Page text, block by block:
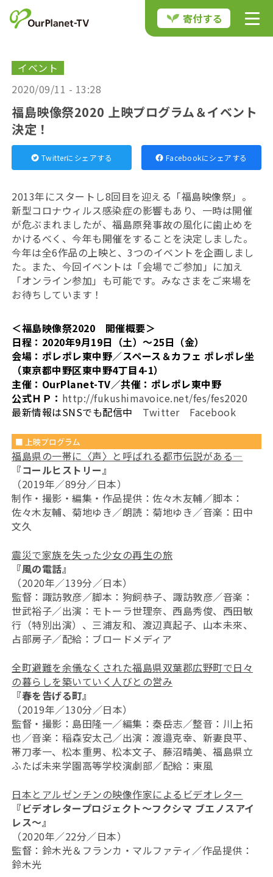
寄付する
イベント
2020/09/11 - 13:28
福島映像祭2020 上映プログラム＆イベント
決定！
Twitterにシェアする Facebookにシェアする
2013年にスタートし8回目を迎える「福島映像祭」。
新型コロナウィルス感染症の影響もあり、一時は開催
が危ぶまれましたが、福島原発事故の風化に歯止めを
かけるべく、今年も開催をすることを決定しました。
今年は全6作品の上映と、3つのイベントを企画しまし
た。また、今回イベントは「会場でご参加」に加え
「オンライン参加」も可能です。みなさまをご来場を
お待ちしています！
＜福島映像祭2020 開催概要＞
日程：2020年9月19日（土）～25日（金）
会場：ポレポレ東中野／スペース＆カフェ ポレポレ坐
（東京都中野区東中野4丁目4-1）
主催：OurPlanet-TV／共催：ポレポレ東中野
公式ＨＰ： http://fukushimavoice.net/fes/fes2020
最新情報はSNSでも配信中 Twitter Facebook
福島県の一帯に〈声〉と呼ばれる都市伝説がある―
『コールヒストリー』
（2019年／89分／日本）
制作・撮影・編集・作品提供：佐々木友輔／脚本：
佐々木友輔、菊地ゆき／朗読：菊地ゆき／音楽：田中
文久
震災で家族を失った少女の再生の旅
『風の電話』
（2020年／139分／日本）
監督：諏訪敦彦／脚本：狗飼恭子、諏訪敦彦／音楽：
世武裕子／出演：モトーラ世理奈、西島秀俊、西田敏
行（特別出演）、三浦友和、渡辺真起子、山本未來、
占部房子／配給：ブロードメディア
全町避難を余儀なくされた福島県双葉郡広野町で日々
の暮らしを築いていく人びとの営み
『春を告げる町』
（2019年／130分／日本）
監督・撮影：島田隆一／編集：秦岳志／整音：川上拓
也／音楽：稲森安太己／出演：渡邉克幸、新妻良平、
帯刀孝一、松本重男、松本文子、藤沼晴美、福島県立
ふたば未来学園高等学校演劇部／配給：東風
日本とアルゼンチンの映像作家によるビデオレター
『ビデオレタープロジェクト～フクシマ ブエノスアイ
レス～』
（2020年／22分／日本）
監督：鈴木光＆フランカ・マルファティ／作品提供：
鈴木光